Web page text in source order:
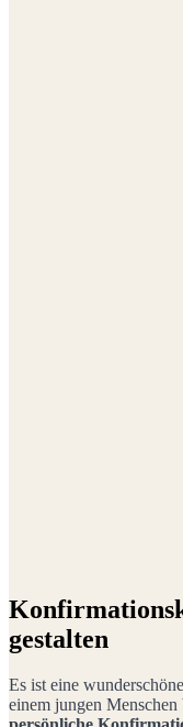
gestalten
Es ist eine
einem jungen